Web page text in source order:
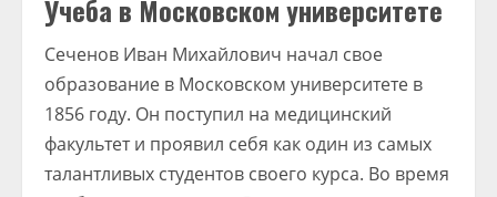
Учеба в Московском университете
Сеченов Иван Михайлович начал свое
образование в Московском университете в
1856 году. Он поступил на медицинский
факультет и проявил себя как один из самых
талантливых студентов своего курса. Во время